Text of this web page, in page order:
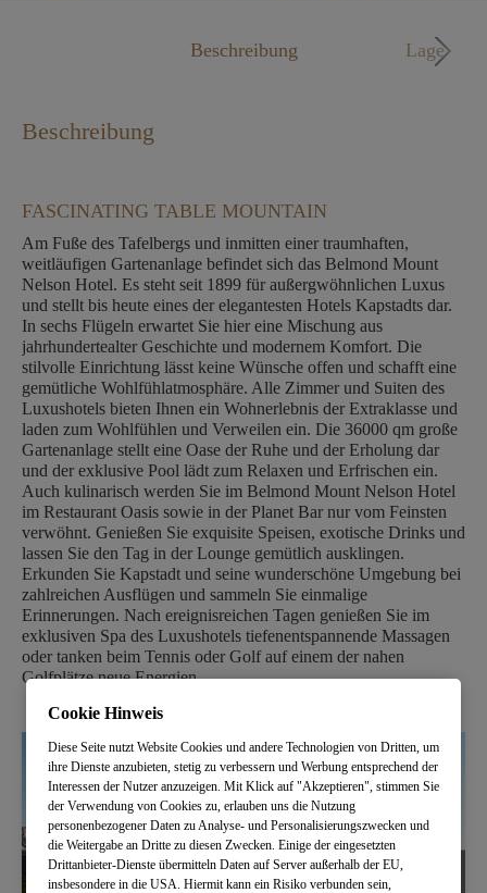
Beschreibung Lage
Beschreibung
FASCINATING TABLE MOUNTAIN
Am Fuße des Tafelbergs und inmitten einer traumhaften,
weitläufigen Gartenanlage befindet sich das Belmond Mount
Nelson Hotel. Es steht seit 1899 für außergwöhnlichen Luxus
und stellt bis heute eines der elegantesten Hotels Kapstadts dar.
In sechs Flügeln erwartet Sie hier eine Mischung aus
jahrhundertealter Geschichte und modernem Komfort. Die
stilvolle Einrichtung lässt keine Wünsche offen und schafft eine
gemütliche Wohlfühlatmosphäre. Alle Zimmer und Suiten des
Luxushotels bieten Ihnen ein Wohnerlebnis der Extraklasse und
laden zum Wohlfühlen und Verweilen ein. Die 36000 qm große
Gartenanlage stellt eine Oase der Ruhe und der Erholung dar
und der exklusive Pool lädt zum Relaxen und Erfrischen ein.
Auch kulinarisch werden Sie im Belmond Mount Nelson Hotel
im Restaurant Oasis sowie in der Planet Bar nur vom Feinsten
verwöhnt. Genießen Sie exquisite Speisen, exotische Drinks und
lassen Sie den Tag in der Lounge gemütlich ausklingen.
Erkunden Sie Kapstadt und seine wunderschöne Umgebung bei
zahlreichen Ausflügen und sammeln Sie einmalige
Erinnerungen. Nach ereignisreichen Tagen genießen Sie im
exklusiven Spa des Luxushotels tiefenentspannende Massagen
oder tanken beim Tennis oder Golf auf einem der nahen
Golfplätze neue Energien.
Cookie Hinweis
Diese Seite nutzt Website Cookies und andere Technologien von Dritten, um
ihre Dienste anzubieten, stetig zu verbessern und Werbung entsprechend der
Interessen der Nutzer anzuzeigen. Mit Klick auf "Akzeptieren", stimmen Sie
der Verwendung von Cookies zu, erlauben uns die Nutzung
personenbezogener Daten zu Analyse- und Personalisierungszwecken und
die Weitergabe an Dritte zu diesen Zwecken. Einige der eingesetzten
Drittanbieter-Dienste übermitteln Daten auf Server außerhalb der EU,
insbesondere in die USA. Hiermit kann ein Risiko verbunden sein,